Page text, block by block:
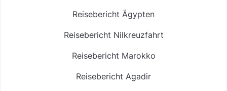
Reisebericht Ägypten
Reisebericht Nilkreuzfahrt
Reisebericht Marokko
Reisebericht Agadir